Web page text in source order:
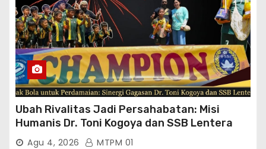
Ubah Rivalitas Jadi Persahabatan: Misi
Humanis Dr. Toni Kogoya dan SSB Lentera
TimurAgu 4, 2026 MTPM 01